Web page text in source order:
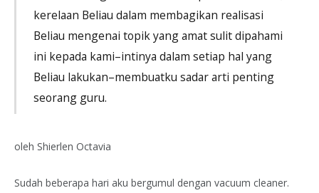
kerelaan Beliau dalam membagikan realisasi
Beliau mengenai topik yang amat sulit dipahami
ini kepada kami–intinya dalam setiap hal yang
Beliau lakukan–membuatku sadar arti penting
seorang guru.
oleh Shierlen Octavia
Sudah beberapa hari aku bergumul dengan vacuum cleaner.